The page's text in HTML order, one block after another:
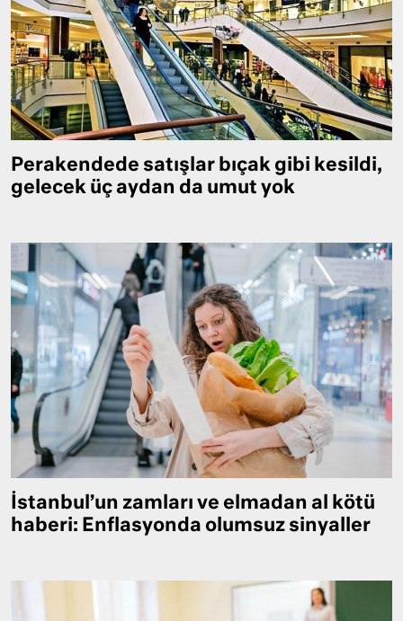
Perakendede satışlar bıçak gibi kesildi,
gelecek üç aydan da umut yok
İstanbul’un zamları ve elmadan al kötü
haberi: Enflasyonda olumsuz sinyaller